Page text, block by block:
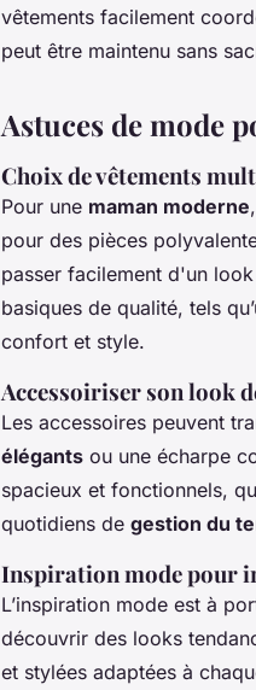
vêtements facilement
peut être maintenu sans
Astuces de mode
Choix de vêtements
Pour une maman moderne
pour des pièces
passer facilement d'un
basiques de qualité, tels
confort et style.
Accessoiriser son look
Les accessoires peuvent
élégants ou une écharpe
spacieux et fonctionnels,
quotidiens de gestion du
Inspiration mode pour
L’inspiration mode est à
découvrir des looks
et stylées adaptées à